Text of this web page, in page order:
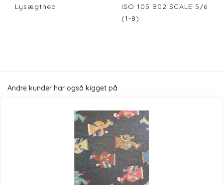
Lysægthed
ISO 105 B02 SCALE 5/6
(1-8)
Andre kunder har også kigget på